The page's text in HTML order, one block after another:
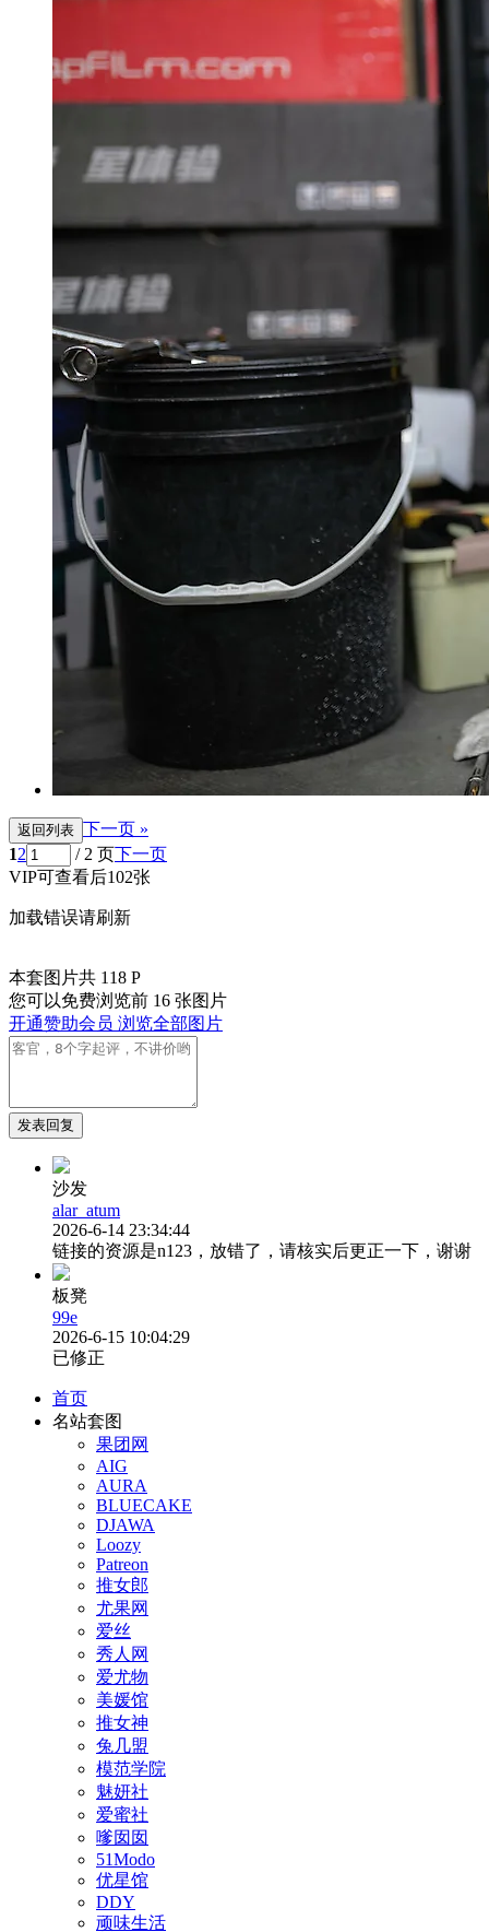
返回列表 下一页 »
12 / 2 页下一页
VIP可查看后102张
加载错误请刷新
本套图片共 118 P
您可以免费浏览前 16 张图片
开通赞助会员 浏览全部图片
发表回复
沙发
alar_atum
2026-6-14 23:34:44
链接的资源是n123，放错了，请核实后更正一下，谢谢
板凳
99e
2026-6-15 10:04:29
已修正
首页
名站套图
果团网
AIG
AURA
BLUECAKE
DJAWA
Loozy
Patreon
推女郎
尤果网
爱丝
秀人网
爱尤物
美媛馆
推女神
兔几盟
模范学院
魅妍社
爱蜜社
嗲囡囡
51Modo
优星馆
DDY
顽味生活